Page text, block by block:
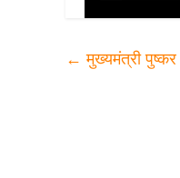
← मुख्यमंत्री पुष्कर